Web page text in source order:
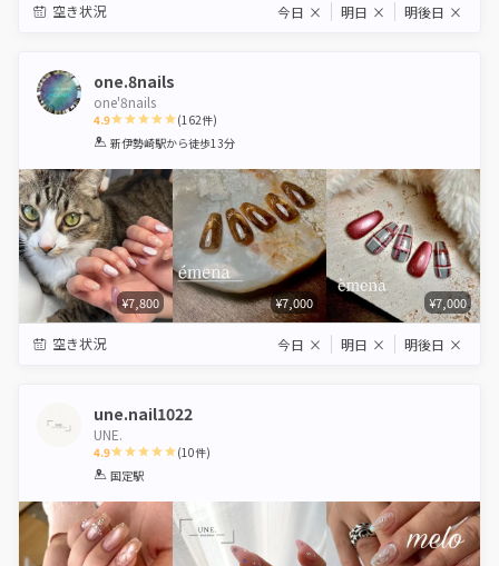
空き状況 今日 × 明日 × 明後日 ×
one.8nails
one'8nails
4.9
1 2 3 4 5
(162件)
新伊勢崎駅から徒歩13分
¥7,800 ¥7,000 ¥7,000
空き状況 今日 × 明日 × 明後日 ×
une.nail1022
UNE.
4.9
1 2 3
(10件)
国定駅